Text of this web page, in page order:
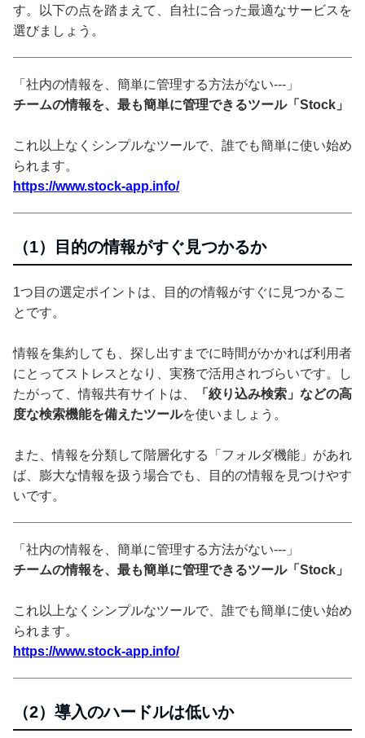
す。以下の点を踏まえて、自社に合った最適なサービスを
選びましょう。
「社内の情報を、簡単に管理する方法がない---」
チームの情報を、最も簡単に管理できるツール「Stock」
これ以上なくシンプルなツールで、誰でも簡単に使い始め
られます。
https://www.stock-app.info/
（1）目的の情報がすぐ見つかるか
1つ目の選定ポイントは、目的の情報がすぐに見つかるこ
とです。
情報を集約しても、探し出すまでに時間がかかれば利用者
にとってストレスとなり、実務で活用されづらいです。し
たがって、情報共有サイトは、
「絞り込み検索」などの高
度な検索機能を備えたツールを使いましょう。
また、情報を分類して階層化する「フォルダ機能」があれ
ば、膨大な情報を扱う場合でも、目的の情報を見つけやす
いです。
「社内の情報を、簡単に管理する方法がない---」
チームの情報を、最も簡単に管理できるツール「Stock」
これ以上なくシンプルなツールで、誰でも簡単に使い始め
られます。
https://www.stock-app.info/
（2）導入のハードルは低いか